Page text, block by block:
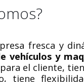
fresca y
vehículos y
el cliente,
tiene